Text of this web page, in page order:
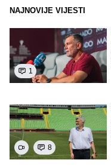
NAJNOVIJE VIJESTI
1
8